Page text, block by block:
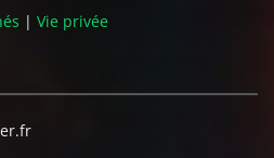
| Vie privée